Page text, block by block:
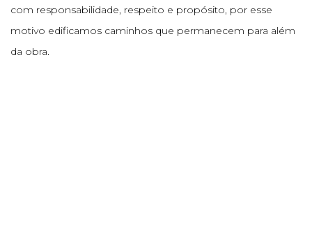
com responsabilidade, respeito e propósito, por esse
motivo edificamos caminhos que permanecem para além
da obra.